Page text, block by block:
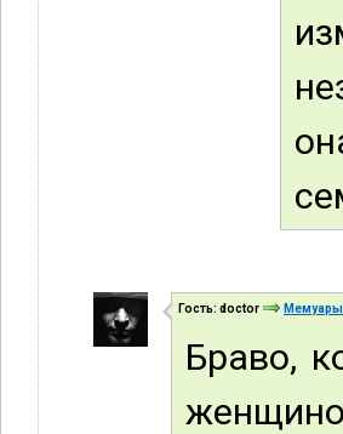
Гость: doctor
Браво,